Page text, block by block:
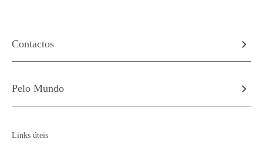
Contactos
Pelo Mundo
Links úteis